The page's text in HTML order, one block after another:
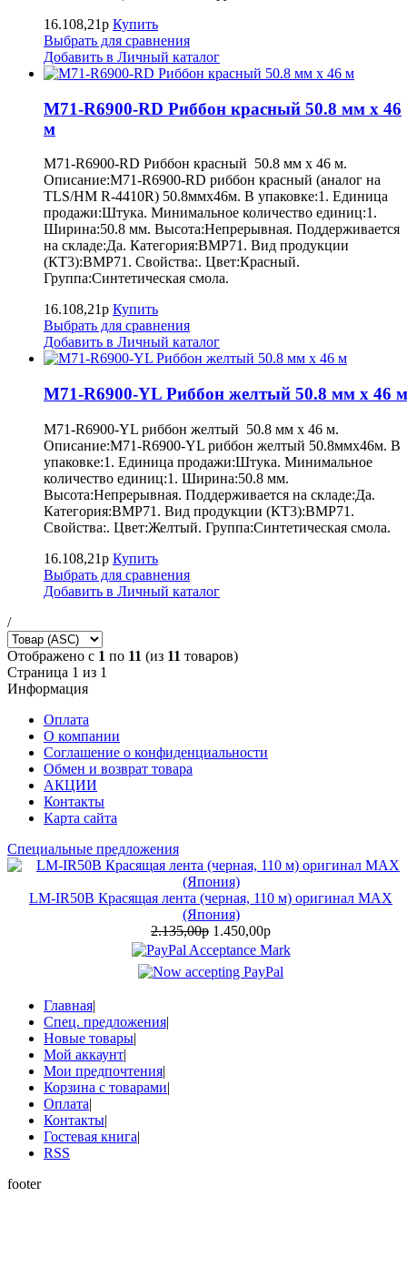
16.108,21р Купить
Выбрать для сравнения
Добавить в Личный каталог
M71-R6900-RD Риббон красный 50.8 мм х 46
м
M71-R6900-RD Риббон красный 50.8 мм х 46 м.
Описание:M71-R6900-RD риббон красный (аналог на
TLS/HM R-4410R) 50.8ммх46м. В упаковке:1. Единица
продажи:Штука. Минимальное количество единиц:1.
Ширина:50.8 мм. Высота:Непрерывная. Поддерживается
на складе:Да. Категория:BMP71. Вид продукции
(КТ3):BMP71. Свойства:. Цвет:Красный.
Группа:Синтетическая смола.
16.108,21р Купить
Выбрать для сравнения
Добавить в Личный каталог
M71-R6900-YL Риббон желтый 50.8 мм х 46 м
M71-R6900-YL риббон желтый 50.8 мм х 46 м.
Описание:M71-R6900-YL риббон желтый 50.8ммх46м. В
упаковке:1. Единица продажи:Штука. Минимальное
количество единиц:1. Ширина:50.8 мм.
Высота:Непрерывная. Поддерживается на складе:Да.
Категория:BMP71. Вид продукции (КТ3):BMP71.
Свойства:. Цвет:Желтый. Группа:Синтетическая смола.
16.108,21р Купить
Выбрать для сравнения
Добавить в Личный каталог
/
Отображено с 1 по 11 (из 11 товаров)
Страница 1 из 1
Информация
Оплата
О компании
Соглашение о конфиденциальности
Обмен и возврат товара
АКЦИИ
Контакты
Карта сайта
Специальные предложения
LM-IR50B Красящая лента (черная, 110 м) оригинал MAX
(Япония)
2.135,00р 1.450,00р
Главная|
Спец. предложения|
Новые товары|
Мой аккаунт|
Мои предпочтения|
Корзина с товарами|
Оплата|
Контакты|
Гостевая книга|
RSS
footer